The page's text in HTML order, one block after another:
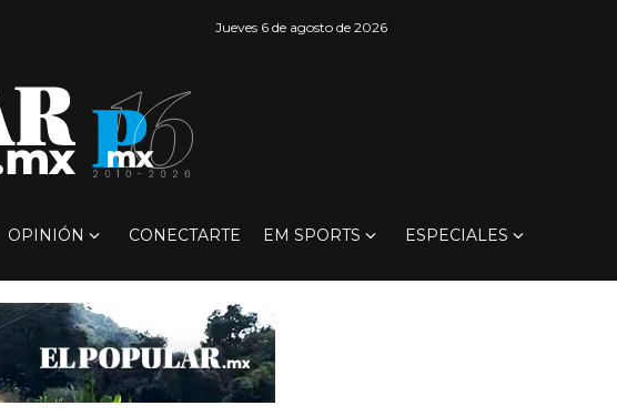
Jueves 6 de agosto de 2026
OPINIÓN CONECTARTE EM SPORTS ESPECIALES